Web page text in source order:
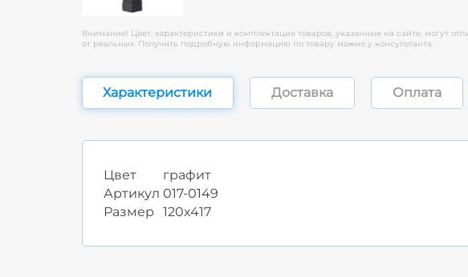
Внимание! Цвет, характеристики и комплектация товаров, указанные на сайте, могут
от реальных. Получить подробную информацию по товару можно у консультанта.
Характеристики Доставка Оплата
Цвет
графит
Артикул 017-0149
Размер
120x417